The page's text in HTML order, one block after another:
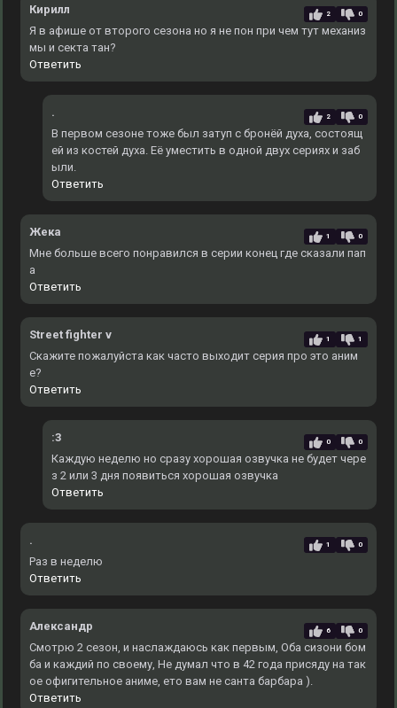
Кирилл 2 0
Я в афише от второго сезона но я не пон при чем тут механиз
мы и секта тан?
Ответить
. 2 0
В первом сезоне тоже был затуп с бронёй духа, состоящ
ей из костей духа. Еë уместить в одной двух сериях и заб
ыли.
Ответить
Жека 1 0
Мне больше всего понравился в серии конец где сказали пап
а
Ответить
Street fighter v 1 1
Скажите пожалуйста как часто выходит серия про это аним
е?
Ответить
:3 0 0
Каждую неделю но сразу хорошая озвучка не будет чере
з 2 или 3 дня появиться хорошая озвучка
Ответить
. 1 0
Раз в неделю
Ответить
Александр 6 0
Смотрю 2 сезон, и наслаждаюсь как первым, Оба сизони бом
ба и каждий по своему, Не думал что в 42 года присяду на так
ое офигительное аниме, ето вам не санта барбара ).
Ответить